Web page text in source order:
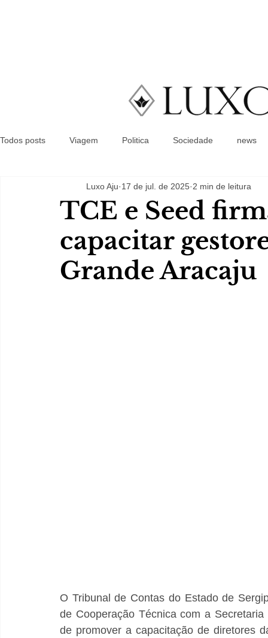
Todos posts Viagem Politica Sociedade news
TCE e Seed
capacitar
Grande Aracaju
Luxo Aju 17 de jul. de 2025 2 min de leitura
O Tribunal de Contas do Estado de
de Cooperação Técnica com a
de promover a capacitação de diretores